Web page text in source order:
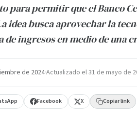
para permitir que el Banco
idea busca aprovechar la
ingresos en medio de una
de 2024·Actualizado el31 de mayo de
Facebook X Copiar link